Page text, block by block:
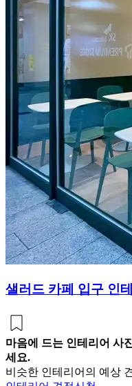
샐러드 카페 입구 인
마음에 드는 인테리어 사
세요.
비슷한 인테리어의 예상